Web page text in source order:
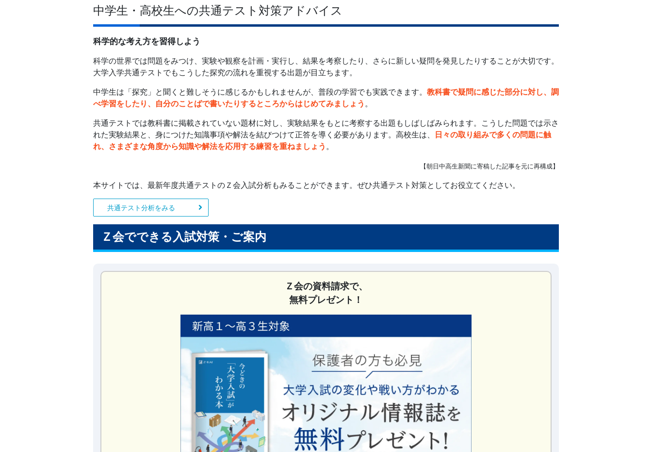
中学生・高校生への共通テスト対策アドバイス
科学的な考え方を習得しよう
科学の世界では問題をみつけ、実験や観察を計画・実行し、結果を考察したり、さらに新しい疑問を発見したりすることが大切です。
大学入学共通テストでもこうした探究の流れを重視する出題が目立ちます。
中学生は「探究」と聞くと難しそうに感じるかもしれませんが、普段の学習でも実践できます。 教科書で疑問に感じた部分に対し、調
べ学習をしたり、自分のことばで書いたりするところからはじめてみましょう 。
共通テストでは教科書に掲載されていない題材に対し、実験結果をもとに考察する出題もしばしばみられます。こうした問題では示さ
れた実験結果と、身につけた知識事項や解法を結びつけて正答を導く必要があります。高校生は、 日々の取り組みで多くの問題に触
れ、さまざまな角度から知識や解法を応用する練習を重ねましょう 。
【朝日中高生新聞に寄稿した記事を元に再構成】
本サイトでは、最新年度共通テストのＺ会入試分析もみることができます。ぜひ共通テスト対策としてお役立てください。
共通テスト分析をみる
Ｚ会でできる入試対策・ご案内
Ｚ会の資料請求で、
無料プレゼント！